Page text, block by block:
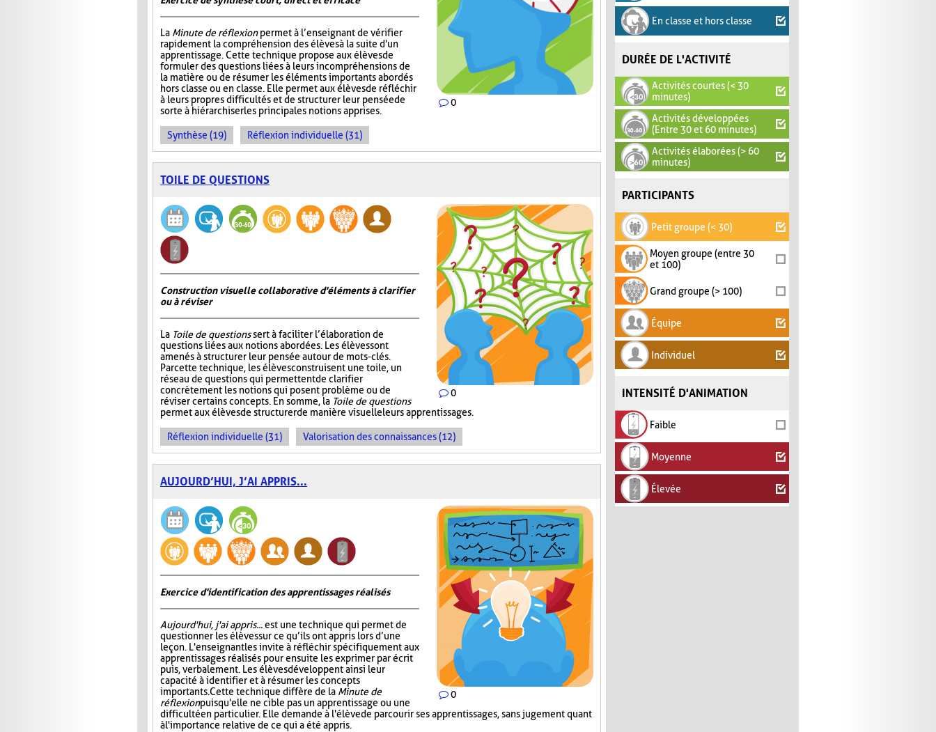
En classe et hors classe
DURÉE DE L'ACTIVITÉ
Activités courtes (< 30
minutes)
Activités développées
(Entre 30 et 60 minutes)
Activités élaborées (> 60
minutes)
PARTICIPANTS
Petit groupe (< 30)
Moyen groupe (entre 30
et 100)
Grand groupe (> 100)
Équipe
Individuel
INTENSITÉ D'ANIMATION
Faible
Moyenne
Élevée
0
La Minute de réflexionpermet à l’enseignant de vérifier
rapidement la compréhension des élèves à la suite d'un
apprentissage. Cette technique propose aux élèves de
formuler des questions liées à leurs incompréhensions de
la matière ou de résumer les éléments importants abordés
hors classe ou en classe. Elle permet aux élèves de réfléchir
à leurs propres difficultés et de structurer leur pensée de
sorte à hiérarchiser les principales notions apprises.
Synthèse (19) Réflexion individuelle (31)
TOILE DE QUESTIONS
0
Construction visuelle collaborative d'éléments à clarifier
ou à réviser
La Toile de questionssert à faciliter l’élaboration de
questions liées aux notions abordées. Les élèves sont
amenés à structurer leur pensée autour de mots-clés.
Par cette technique, les élèves construisent une toile, un
réseau de questions qui permettent de clarifier
concrètement les notions qui posent problème ou de
réviser certains concepts. En somme, la Toile de questions
permet aux élèves de structurer de manière visuelle leurs apprentissages.
Réflexion individuelle (31) Valorisation des connaissances (12)
AUJOURD’HUI, J’AI APPRIS...
0
Exercice d'identification des apprentissages réalisés
Aujourd'hui, j'ai appris...est une technique qui permet de
questionner les élèves sur ce qu’ils ont appris lors d’une
leçon. L'enseignant les invite à réfléchir spécifiquement aux
apprentissages réalisés pour ensuite les exprimer par écrit
puis, verbalement. Les élèves développent ainsi leur
capacité à identifier et à résumer les concepts
importants. Cette technique diffère de la Minute de
réflexionpuisqu'elle ne cible pas un apprentissage ou une
difficulté en particulier. Elle demande à l'élève de parcourir ses apprentissages, sans jugement quant
à l'importance relative de ce qui a été appris.